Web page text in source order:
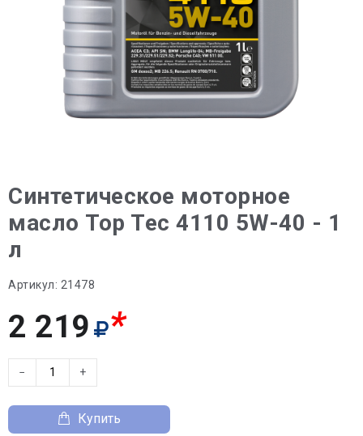
Синтетическое моторное
масло Top Tec 4110 5W-40 - 1
л
Артикул: 21478
2 219 *
− +
Купить